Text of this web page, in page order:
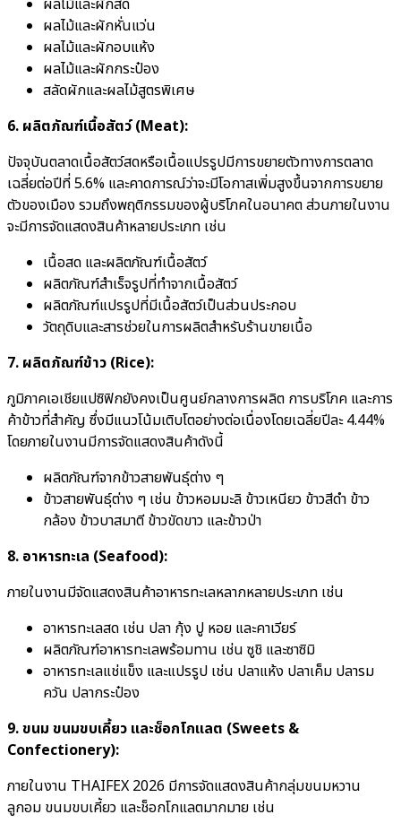
ผลไม้และผักสด
ผลไม้และผักหั่นแว่น
ผลไม้และผักอบแห้ง
ผลไม้และผักกระป๋อง
สลัดผักและผลไม้สูตรพิเศษ
6. ผลิตภัณฑ์เนื้อสัตว์ (Meat):
ปัจจุบันตลาดเนื้อสัตว์สดหรือเนื้อแปรรูปมีการขยายตัวทางการตลาด
เฉลี่ยต่อปีที่ 5.6% และคาดการณ์ว่าจะมีโอกาสเพิ่มสูงขึ้นจากการขยาย
ตัวของเมือง รวมถึงพฤติกรรมของผู้บริโภคในอนาคต ส่วนภายในงาน
จะมีการจัดแสดงสินค้าหลายประเภท เช่น
เนื้อสด และผลิตภัณฑ์เนื้อสัตว์
ผลิตภัณฑ์สำเร็จรูปที่ทำจากเนื้อสัตว์
ผลิตภัณฑ์แปรรูปที่มีเนื้อสัตว์เป็นส่วนประกอบ
วัตถุดิบและสารช่วยในการผลิตสำหรับร้านขายเนื้อ
7. ผลิตภัณฑ์ข้าว (Rice):
ภูมิภาคเอเชียแปซิฟิกยังคงเป็นศูนย์กลางการผลิต การบริโภค และการ
ค้าข้าวที่สำคัญ ซึ่งมีแนวโน้มเติบโตอย่างต่อเนื่องโดยเฉลี่ยปีละ 4.44%
โดยภายในงานมีการจัดแสดงสินค้าดังนี้
ผลิตภัณฑ์จากข้าวสายพันธุ์ต่าง ๆ
ข้าวสายพันธุ์ต่าง ๆ เช่น ข้าวหอมมะลิ ข้าวเหนียว ข้าวสีดำ ข้าว
กล้อง ข้าวบาสมาตี ข้าวขัดขาว และข้าวป่า
8. อาหารทะเล (Seafood):
ภายในงานมีจัดแสดงสินค้าอาหารทะเลหลากหลายประเภท เช่น
อาหารทะเลสด เช่น ปลา กุ้ง ปู หอย และคาเวียร์
ผลิตภัณฑ์อาหารทะเลพร้อมทาน เช่น ซูชิ และซาซิมิ
อาหารทะเลแช่แข็ง และแปรรูป เช่น ปลาแห้ง ปลาเค็ม ปลารม
ควัน ปลากระป๋อง
9. ขนม ขนมขบเคี้ยว และช็อกโกแลต (Sweets &
Confectionery):
ภายในงาน THAIFEX 2026 มีการจัดแสดงสินค้ากลุ่มขนมหวาน
ลูกอม ขนมขบเคี้ยว และช็อกโกแลตมากมาย เช่น